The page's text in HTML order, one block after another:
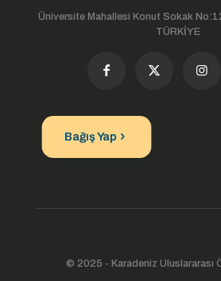
Üniversite Mahallesi Konut Sokak
TÜRKİYE
Bağış Yap
© 2025 - Karadeniz Uluslararası